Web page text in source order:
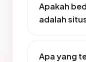
Apakah
adalah
Apa yang